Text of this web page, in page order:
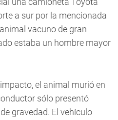
a sur por la mencionada
vacuno de gran
estaba un hombre mayor
el animal murió en
sólo presentó
gravedad. El vehículo